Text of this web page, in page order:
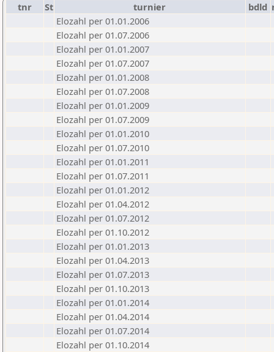
tnr St turnier bdld
Elozahl per 01.01.2006
Elozahl per 01.07.2006
Elozahl per 01.01.2007
Elozahl per 01.07.2007
Elozahl per 01.01.2008
Elozahl per 01.07.2008
Elozahl per 01.01.2009
Elozahl per 01.07.2009
Elozahl per 01.01.2010
Elozahl per 01.07.2010
Elozahl per 01.01.2011
Elozahl per 01.07.2011
Elozahl per 01.01.2012
Elozahl per 01.04.2012
Elozahl per 01.07.2012
Elozahl per 01.10.2012
Elozahl per 01.01.2013
Elozahl per 01.04.2013
Elozahl per 01.07.2013
Elozahl per 01.10.2013
Elozahl per 01.01.2014
Elozahl per 01.04.2014
Elozahl per 01.07.2014
Elozahl per 01.10.2014